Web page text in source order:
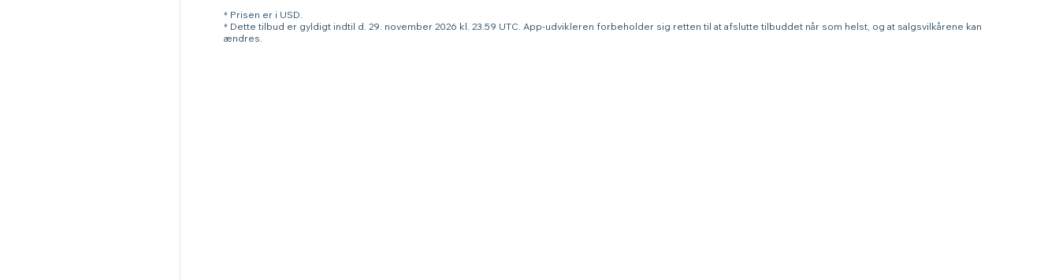
* Prisen er i USD.
* Dette tilbud er gyldigt indtil d. 29. november 2026 kl. 23.59 UTC. App-udvikleren forbeholder sig retten til at afslutte tilbuddet når som helst, og at salgsvilkårene kan
ændres.